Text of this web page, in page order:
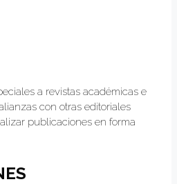
a revistas académicas e
con otras editoriales
publicaciones en forma